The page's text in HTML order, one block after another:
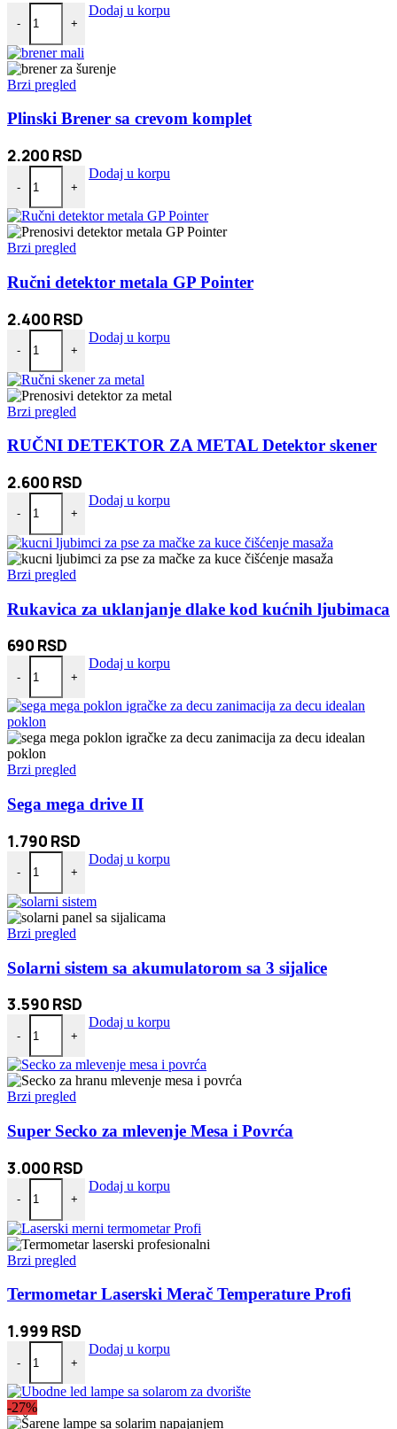
-
Ovlaživač vazduha sa efektom plamena količina
+
Dodaj u korpu
Brzi pregled
Plinski Brener sa crevom komplet
2.200 RSD
-
Plinski Brener sa crevom komplet količina
+
Dodaj u korpu
Brzi pregled
Ručni detektor metala GP Pointer
2.400 RSD
-
Ručni detektor metala GP Pointer količina
+
Dodaj u korpu
Brzi pregled
RUČNI DETEKTOR ZA METAL Detektor skener
2.600 RSD
-
RUČNI DETEKTOR ZA METAL Detektor skener količina
+
Dodaj u korpu
Brzi pregled
Rukavica za uklanjanje dlake kod kućnih ljubimaca
690 RSD
-
Rukavica za uklanjanje dlake kod kućnih ljubimaca količina
+
Dodaj u korpu
Brzi pregled
Sega mega drive II
1.790 RSD
-
Sega mega drive II količina
+
Dodaj u korpu
Brzi pregled
Solarni sistem sa akumulatorom sa 3 sijalice
3.590 RSD
-
Solarni sistem sa akumulatorom sa 3 sijalice količina
+
Dodaj u korpu
Brzi pregled
Super Secko za mlevenje Mesa i Povrća
3.000 RSD
-
Super Secko za mlevenje Mesa i Povrća količina
+
Dodaj u korpu
Brzi pregled
Termometar Laserski Merač Temperature Profi
1.999 RSD
-
Termometar Laserski Merač Temperature Profi količina
+
Dodaj u korpu
-27%